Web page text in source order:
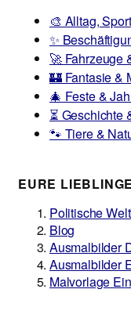
🎨 Alltag,
✨
🚀 Fahrzeuge
🏰 Fantasie &
🎄 Feste &
⏳ Geschichte
🐾 Tiere &
EURE LIEBLINGE
Politische
Blog
Ausmalbilder
Ausmalbilder
Malvorlage